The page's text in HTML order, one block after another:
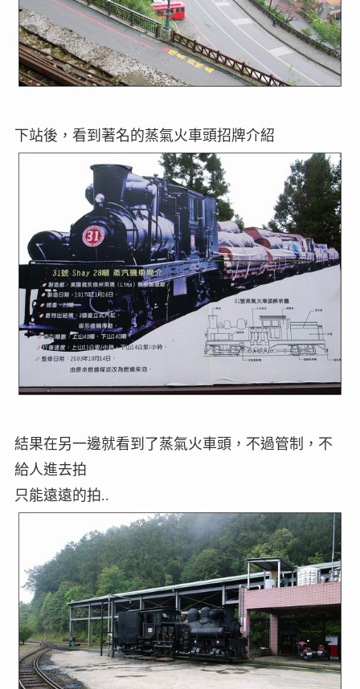
下站後，看到著名的蒸氣火車頭招牌介紹
結果在另一邊就看到了蒸氣火車頭，不過管制，不
給人進去拍
只能遠遠的拍..